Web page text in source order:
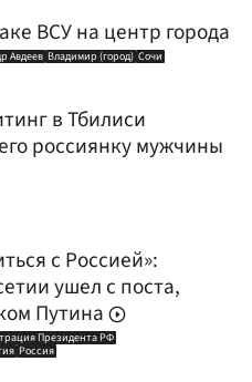
ВСУ на центр города
Авдеев Владимир (город) Сочи
в Тбилиси
россиянку мужчины
с Россией»:
ушел с поста,
Путина
Президента РФ
Россия